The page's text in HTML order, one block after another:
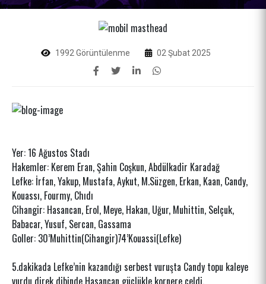
1992 Görüntülenme 02 Şubat 2025
Yer: 16 Ağustos Stadı
Hakemler: Kerem Eran, Şahin Coşkun, Abdülkadir Karadağ
Lefke: İrfan, Yakup, Mustafa, Aykut, M.Süzgen, Erkan, Kaan, Candy,
Kouassı, Fourmy, Chıdı
Cihangir: Hasancan, Erol, Meye, Hakan, Uğur, Muhittin, Selçuk,
Babacar, Yusuf, Sercan, Gassama
Goller: 30’Muhittin(Cihangir)74’Kouassi(Lefke)
5.dakikada Lefke’nin kazandığı serbest vuruşta Candy topu kaleye